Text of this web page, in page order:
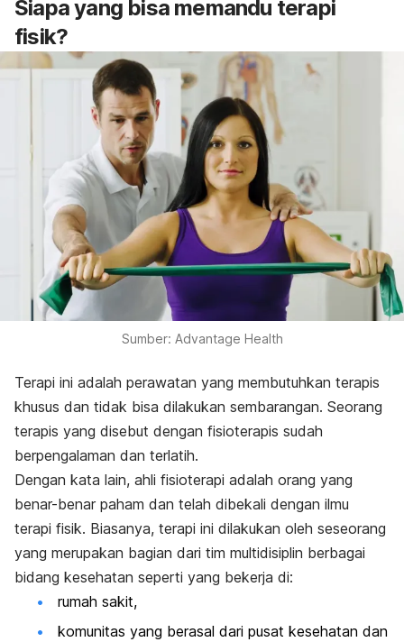
Siapa yang bisa memandu terapi
fisik?
Sumber: Advantage Health
Terapi ini adalah perawatan yang membutuhkan terapis
khusus dan tidak bisa dilakukan sembarangan. Seorang
terapis yang disebut dengan fisioterapis sudah
berpengalaman dan terlatih.
Dengan kata lain, ahli fisioterapi adalah orang yang
benar-benar paham dan telah dibekali dengan ilmu
terapi fisik. Biasanya, terapi ini dilakukan oleh seseorang
yang merupakan bagian dari tim multidisiplin berbagai
bidang kesehatan seperti yang bekerja di:
rumah sakit,
komunitas yang berasal dari pusat kesehatan dan